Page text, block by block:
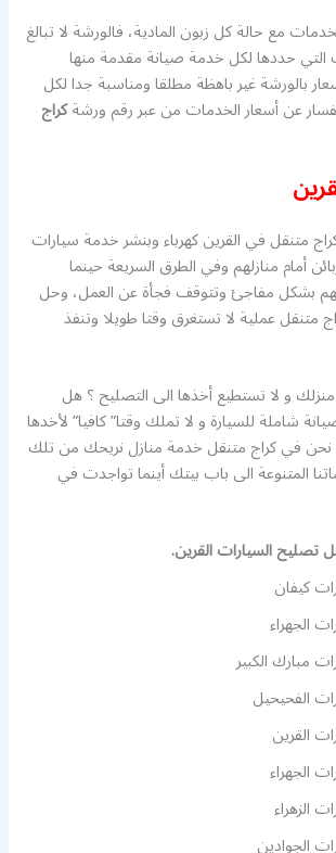
مع حالة كل زبون المادية، فالورشة لا تبالغ
حددها لكل خدمة صيانة مقدمة منها
بالورشة غير باهظة مطلقا ومناسبة جدا لكل
عن أسعار الخدمات من عبر رقم ورشةكراج
متنقل في القرين كهرباء وبنشر خدمة سيارات
أمام منازلهم وفي الطرق السريعة حينما
بشكل مفاجئ وتتوقف فجأة عن العمل، وحل
متنقل عملية لا تستغرق وقتا طويلا وتنفذ
و لا تستطيع أخذها الى التصليح ؟ هل
شاملة للسيارة و لا تملك وقتا” كافيا” لأخدها
نحن في كراج متنقل خدمة منازل نريحك من تلك
المتنوعة الى باب بيتك أينما تواجدت في
تصليح السيارات القرين.
كيفان
الجهراء
مبارك الكبير
الفحيحيل
القرين
الجهراء
الزهراء